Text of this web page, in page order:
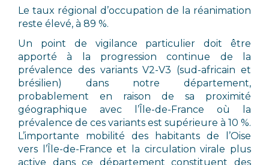
Le taux régional d’occupation de la réanimation
reste élevé, à 89 %.
Un point de vigilance particulier doit être
apporté à la progression continue de la
prévalence des variants V2-V3 (sud-africain et
brésilien) dans notre département,
probablement en raison de sa proximité
géographique avec l’Île-de-France où la
prévalence de ces variants est supérieure à 10 %.
L’importante mobilité des habitants de l’Oise
vers l’Île-de-France et la circulation virale plus
active dans ce département constituent des